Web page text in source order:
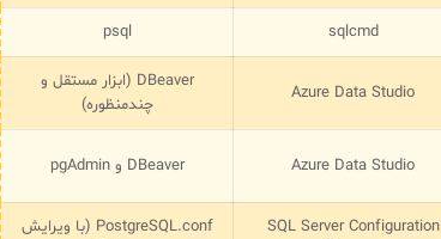
sqlcmd
psql
Azure Data Studio
DBeaver (ابزار مستقل و
چندمنظوره)
Azure Data Studio DBeaver و pgAdmin
SQL Server Configuration
PostgreSQL.conf (با ویرایش